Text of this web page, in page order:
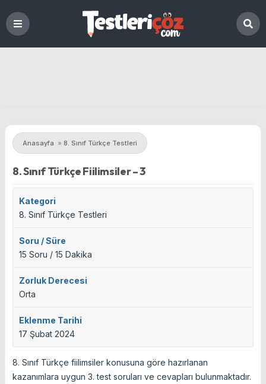
Anasayfa » 8. Sınıf Türkçe Testleri
8. Sınıf Türkçe Fiilimsiler – 3
Kategori
8. Sınıf Türkçe Testleri
Soru / Süre
15 Soru / 15 Dakika
Zorluk Derecesi
Orta
Eklenme Tarihi
17 Şubat 2024
8. Sınıf Türkçe fiilimsiler konusuna göre hazırlanan
kazanımlara uygun 3. test soruları ve cevapları bulunmaktadır.